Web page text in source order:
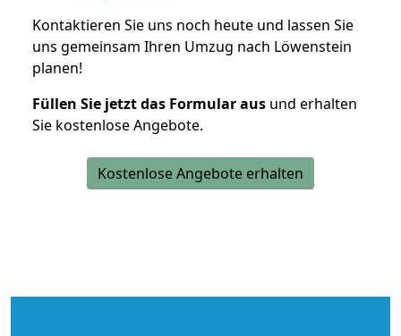
Kontaktieren Sie uns noch heute und lassen Sie
uns gemeinsam Ihren Umzug nach Löwenstein
planen!
Füllen Sie jetzt das Formular aus und erhalten
Sie kostenlose Angebote.
Kostenlose Angebote erhalten